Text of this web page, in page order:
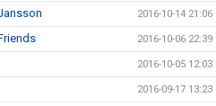
2016-10-14 21:06
2016-10-06 22:39
2016-10-05 12:03
2016-09-17 13:23